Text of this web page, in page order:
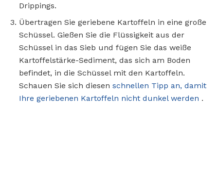
Drippings.
Übertragen Sie geriebene Kartoffeln in eine große
Schüssel. Gießen Sie die Flüssigkeit aus der
Schüssel in das Sieb und fügen Sie das weiße
Kartoffelstärke-Sediment, das sich am Boden
befindet, in die Schüssel mit den Kartoffeln.
Schauen Sie sich diesen schnellen Tipp an, damit
Ihre geriebenen Kartoffeln nicht dunkel werden .